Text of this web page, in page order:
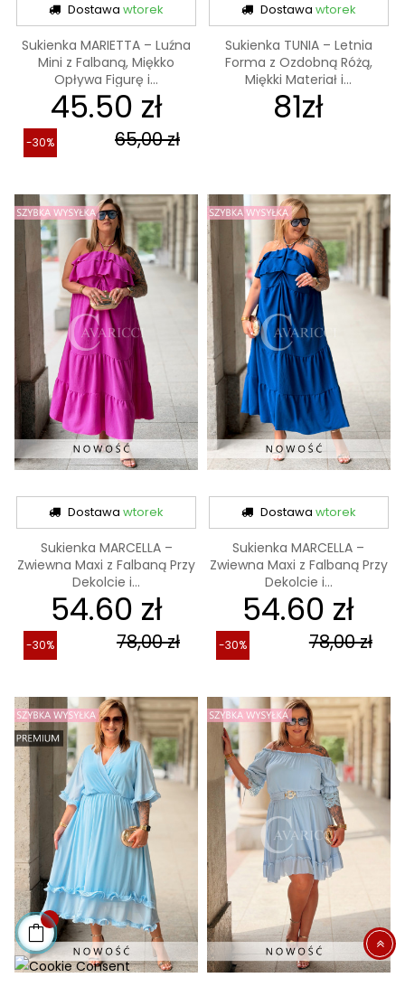
Dostawawtorek
Sukienka MARIETTA – Luźna
Mini z Falbaną, Miękko
Opływa Figurę i...
45.50 zł
65,00 zł
-30%
Dostawa wtorek
Sukienka TUNIA – Letnia
Forma z Ozdobną Różą,
Miękki Materiał i...
81zł
Dostawawtorek
Sukienka MARCELLA –
Zwiewna Maxi z Falbaną Przy
Dekolcie i...
54.60 zł
78,00 zł
-30%
Dostawa wtorek
Sukienka MARCELLA –
Zwiewna Maxi z Falbaną Przy
Dekolcie i...
54.60 zł
78,00 zł
-30%